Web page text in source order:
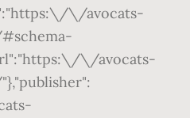
\/avocats-
\/avocats-